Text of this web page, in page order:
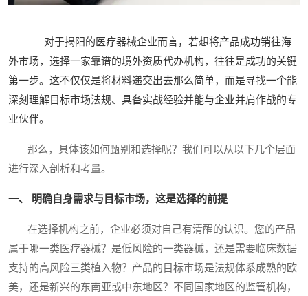
对于揭阳的医疗器械企业而言，若想将产品成功销往海
外市场，选择一家靠谱的境外资质代办机构，往往是成功的关键
第一步。这不仅仅是将材料递交出去那么简单，而是寻找一个能
深刻理解目标市场法规、具备实战经验并能与企业并肩作战的专
业伙伴。
那么，具体该如何甄别和选择呢？我们可以从以下几个层面
进行深入剖析和考量。
一、 明确自身需求与目标市场，这是选择的前提
在选择机构之前，企业必须对自己有清醒的认识。您的产品
属于哪一类医疗器械？是低风险的一类器械，还是需要临床数据
支持的高风险三类植入物？产品的目标市场是法规体系成熟的欧
美，还是新兴的东南亚或中东地区？不同国家地区的监管机构，